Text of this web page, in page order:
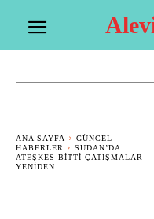
ANA SAYFA
GÜNCEL
HABERLER
SUDAN’DA
ATEŞKES BITTI ÇATIŞMALAR
YENIDEN...